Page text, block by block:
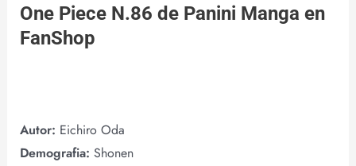
One Piece N.86 de Panini Manga en
FanShop
Autor: Eichiro Oda
Demografia: Shonen